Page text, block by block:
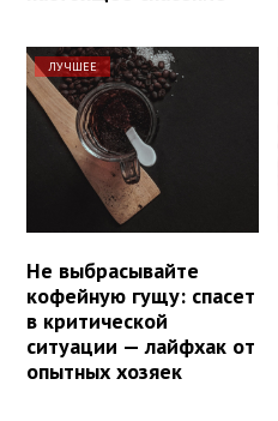
ЛУЧШЕЕ
Не выбрасывайте
кофейную гущу: спасет
в критической
ситуации — лайфхак от
опытных хозяек